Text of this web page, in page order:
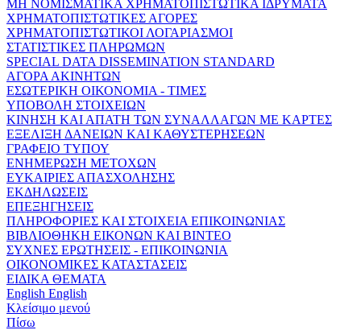
ΜΗ ΝΟΜΙΣΜΑΤΙΚΑ ΧΡΗΜΑΤΟΠΙΣΤΩΤΙΚΑ ΙΔΡΥΜΑΤΑ
ΧΡΗΜΑΤΟΠΙΣΤΩΤΙΚΕΣ ΑΓΟΡΕΣ
ΧΡΗΜΑΤΟΠΙΣΤΩΤΙΚΟΙ ΛΟΓΑΡΙΑΣΜΟΙ
ΣΤΑΤΙΣΤΙΚΕΣ ΠΛΗΡΩΜΩΝ
SPECIAL DATA DISSEMINATION STANDARD
ΑΓΟΡΑ ΑΚΙΝΗΤΩΝ
ΕΣΩΤΕΡΙΚΗ ΟΙΚΟΝΟΜΙΑ - ΤΙΜΕΣ
ΥΠΟΒΟΛΗ ΣΤΟΙΧΕΙΩΝ
ΚΙΝΗΣΗ ΚΑΙ ΑΠΑΤΗ ΤΩΝ ΣΥΝΑΛΛΑΓΩΝ ΜΕ ΚΑΡΤΕΣ
ΕΞΕΛΙΞΗ ΔΑΝΕΙΩΝ ΚΑΙ ΚΑΘΥΣΤΕΡΗΣΕΩΝ
ΓΡΑΦΕΙΟ ΤΥΠΟΥ
ΕΝΗΜΕΡΩΣΗ ΜΕΤΟΧΩΝ
ΕΥΚΑΙΡΙΕΣ ΑΠΑΣΧΟΛΗΣΗΣ
ΕΚΔΗΛΩΣΕΙΣ
ΕΠΕΞΗΓΗΣΕΙΣ
ΠΛΗΡΟΦΟΡΙΕΣ ΚΑΙ ΣΤΟΙΧΕΙΑ ΕΠΙΚΟΙΝΩΝΙΑΣ
ΒΙΒΛΙΟΘΗΚΗ ΕΙΚΟΝΩΝ ΚΑΙ ΒΙΝΤΕΟ
ΣΥΧΝΕΣ ΕΡΩΤΗΣΕΙΣ - ΕΠΙΚΟΙΝΩΝΙΑ
ΟΙΚΟΝΟΜΙΚΕΣ ΚΑΤΑΣΤΑΣΕΙΣ
ΕΙΔΙΚΑ ΘΕΜΑΤΑ
English English
Κλείσιμο μενού
Πίσω